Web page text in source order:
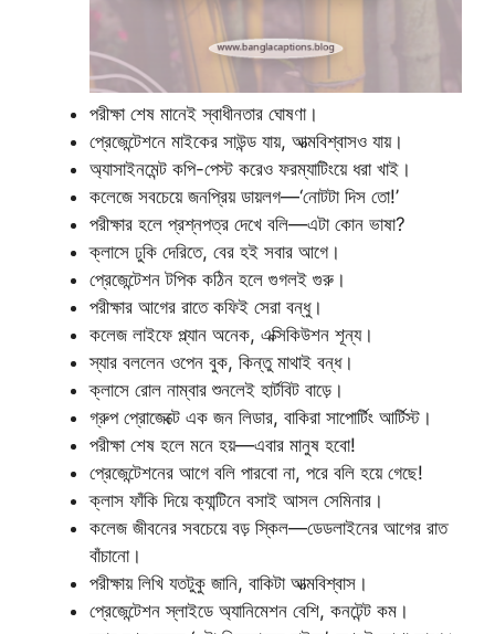
পরীক্ষা শেষ মানেই স্বাধীনতার ঘোষণা।
প্রেজেন্টেশনে মাইকের সাউন্ড যায়, আত্মবিশ্বাসও যায়।
অ্যাসাইনমেন্ট কপি-পেস্ট করেও ফরম্যাটিংয়ে ধরা খাই।
কলেজে সবচেয়ে জনপ্রিয় ডায়লগ—‘নোটটা দিস তো!’
পরীক্ষার হলে প্রশ্নপত্র দেখে বলি—এটা কোন ভাষা?
ক্লাসে ঢুকি দেরিতে, বের হই সবার আগে।
প্রেজেন্টেশন টপিক কঠিন হলে গুগলই গুরু।
পরীক্ষার আগের রাতে কফিই সেরা বন্ধু।
কলেজ লাইফে প্ল্যান অনেক, এক্সিকিউশন শূন্য।
স্যার বললেন ওপেন বুক, কিন্তু মাথাই বন্ধ।
ক্লাসে রোল নাম্বার শুনলেই হার্টবিট বাড়ে।
গ্রুপ প্রোজেক্টে এক জন লিডার, বাকিরা সাপোর্টিং আর্টিস্ট।
পরীক্ষা শেষ হলে মনে হয়—এবার মানুষ হবো!
প্রেজেন্টেশনের আগে বলি পারবো না, পরে বলি হয়ে গেছে!
ক্লাস ফাঁকি দিয়ে ক্যান্টিনে বসাই আসল সেমিনার।
কলেজ জীবনের সবচেয়ে বড় স্কিল—ডেডলাইনের আগের রাত
বাঁচানো।
পরীক্ষায় লিখি যতটুকু জানি, বাকিটা আত্মবিশ্বাস।
প্রেজেন্টেশন স্লাইডে অ্যানিমেশন বেশি, কনটেন্ট কম।